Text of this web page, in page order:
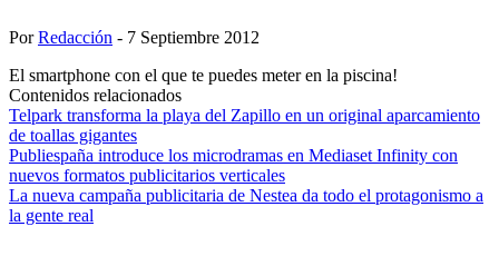
PorRedacción - 7 Septiembre 2012
El smartphone con el que te puedes meter en la piscina!
Contenidos relacionados
Telpark transforma la playa del Zapillo en un original aparcamiento
de toallas gigantes
Publiespaña introduce los microdramas en Mediaset Infinity con
nuevos formatos publicitarios verticales
La nueva campaña publicitaria de Nestea da todo el protagonismo a
la gente real